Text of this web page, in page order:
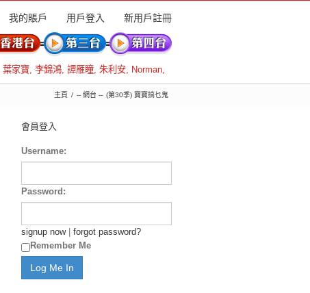
我的賬戶 用戶登入 新用戶註冊
葉家寶, 李錦鴻, 譚雁瞳, 朱利安, Norman,
主頁 -- 網台 -- (第30季) 寶寶搞乜鬼
會員登入
Username:
Password:
signup now| forgot password?
Remember Me